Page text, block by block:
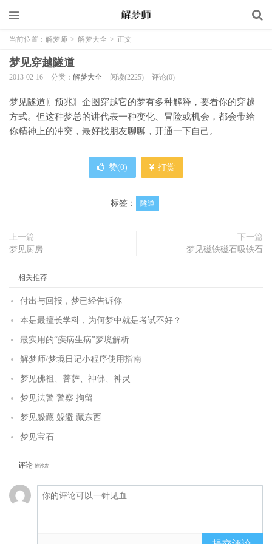
当前位置： 解梦师 > 解梦大全 > 正文
梦见穿越隧道
2013-02-16 分类： 解梦大全 阅读(2225) 评论(0)
梦见隧道〖预兆〗企图穿越它的梦有多种解释，要看你的穿越
方式。但这种梦总的讲代表一种变化、冒险或机会，都会带给
你精神上的冲突，最好找朋友聊聊，开通一下自己。
赞(0) 打赏
标签： 隧道
上一篇
梦见厨房
下一篇
梦见磁铁磁石吸铁石
相关推荐
付出与回报，梦已经告诉你
本是最擅长学科，为何梦中就是考试不好？
最实用的“疾病生病”梦境解析
解梦师/梦境日记小程序使用指南
梦见佛祖、菩萨、神佛、神灵
梦见法警 警察 拘留
梦见躲藏 躲避 藏东西
梦见宝石
评论 抢沙发